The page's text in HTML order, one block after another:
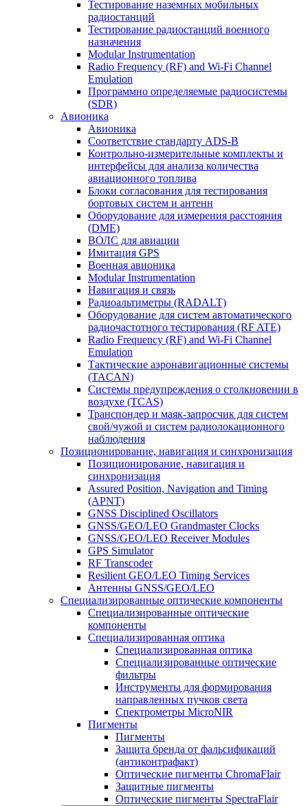
Тестирование наземных мобильных
радиостанций
Тестирование радиостанций военного
назначения
Modular Instrumentation
Radio Frequency (RF) and Wi-Fi Channel
Emulation
Программно определяемые радиосистемы
(SDR)
Авионика
Авионика
Соответствие стандарту ADS-B
Контрольно-измерительные комплекты и
интерфейсы для анализа количества
авиационного топлива
Блоки согласования для тестирования
бортовых систем и антенн
Оборудование для измерения расстояния
(DME)
ВОЛС для авиации
Имитация GPS
Военная авионика
Modular Instrumentation
Навигация и связь
Радиоальтиметры (RADALT)
Оборудование для систем автоматического
радиочастотного тестирования (RF ATE)
Radio Frequency (RF) and Wi-Fi Channel
Emulation
Тактические аэронавигационные системы
(TACAN)
Системы предупреждения о столкновении в
воздухе (TCAS)
Транспондер и маяк-запросчик для систем
свой/чужой и систем радиолокационного
наблюдения
Позиционирование, навигация и синхронизация
Позиционирование, навигация и
синхронизация
Assured Position, Navigation and Timing
(APNT)
GNSS Disciplined Oscillators
GNSS/GEO/LEO Grandmaster Clocks
GNSS/GEO/LEO Receiver Modules
GPS Simulator
RF Transcoder
Resilient GEO/LEO Timing Services
Антенны GNSS/GEO/LEO
Специализированные оптические компоненты
Специализированные оптические
компоненты
Специализированная оптика
Специализированная оптика
Специализированные оптические
фильтры
Инструменты для формирования
направленных пучков света
Спектрометры MicroNIR
Пигменты
Пигменты
Защита бренда от фальсификаций
(антиконтрафакт)
Оптические пигменты ChromaFlair
Защитные пигменты
Оптические пигменты SpectraFlair